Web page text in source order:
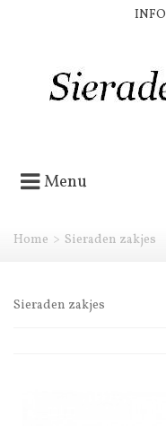
INFO
Menu
Home > Sieraden zakjes
Sieraden zakjes